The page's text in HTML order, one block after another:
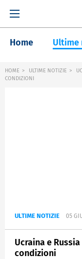
Home Ultime
HOME ULTIME NOTIZIE
CONDIZIONI
ULTIME NOTIZIE 05
Ucraina e
condizioni